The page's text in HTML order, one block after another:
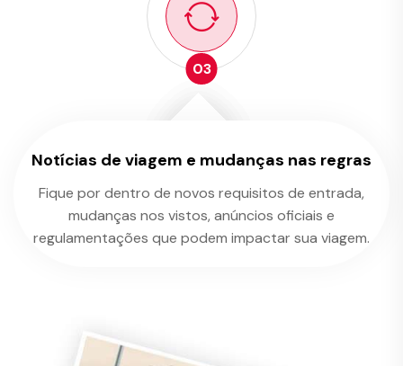
03
Notícias de viagem e mudanças nas regras
Fique por dentro de novos requisitos de entrada,
mudanças nos vistos, anúncios oficiais e
regulamentações que podem impactar sua viagem.